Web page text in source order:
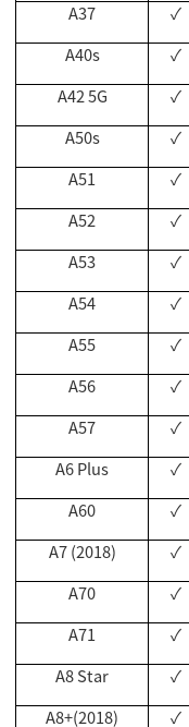
A37
✓
A40s
✓
A42 5G
✓
A50s
✓
A51
✓
A52
✓
A53
✓
A54
✓
A55
✓
A56
✓
A57
✓
A6 Plus
✓
A60
✓
A7 (2018)
✓
A70
✓
A71
✓
A8 Star
✓
A8+(2018)
✓